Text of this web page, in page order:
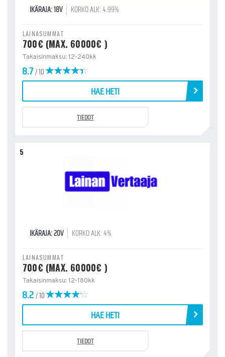
IKÄRAJA: 18V KORKO ALK: 4.99%
LAINASUMMAT
700€ (MAX. 60000€ )
Takaisinmaksu: 12-240kk
8.7/ 10
HAE HETI
TIEDOT
5
IKÄRAJA: 20V KORKO ALK: 4%
LAINASUMMAT
700€ (MAX. 60000€ )
Takaisinmaksu: 12-180kk
8.2/ 10
HAE HETI
TIEDOT